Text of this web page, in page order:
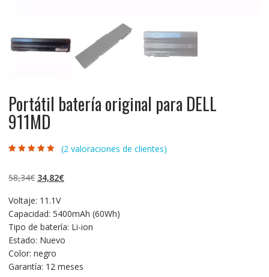
Portátil batería original para DELL
911MD
valoraciones de
(2valoraciones de clientes)
58,34€ El
original
era:
58,34€.
34,82€El
es:
34,82€.
Voltaje: 11.1V
Capacidad: 5400mAh (60Wh)
Tipo de batería: Li-ion
Estado: Nuevo
Color: negro
Garantía: 12 meses